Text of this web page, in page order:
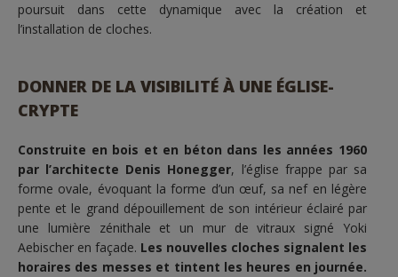
poursuit dans cette dynamique avec la création et
l’installation de cloches.
DONNER DE LA VISIBILITÉ À UNE ÉGLISE-
CRYPTE
Construite en bois et en béton dans les années 1960
par l’architecte Denis Honegger, l’église frappe par sa
forme ovale, évoquant la forme d’un œuf, sa nef en légère
pente et le grand dépouillement de son intérieur éclairé par
une lumière zénithale et un mur de vitraux signé Yoki
Aebischer en façade. Les nouvelles cloches signalent les
horaires des messes et tintent les heures en journée.